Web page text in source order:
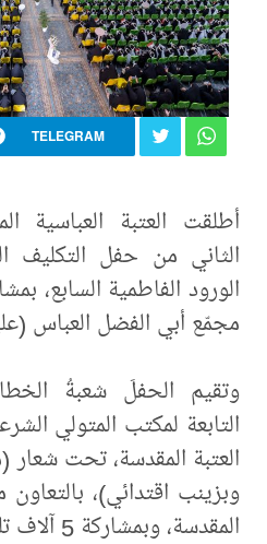
TELEGRAM
أطلقت العتبة العباسية
الثاني من حفل
مجمّع أبي الفضل العباس
وتقيم الحفلَ شعبةُ
التابعة لمكتب المتولي
العتبة المقدسة، تحت
وبزينب اقتدائي)، بالتعاون
المقدسة، وبمشاركة 5 آلاف تلميذة من 121 مدرسة.